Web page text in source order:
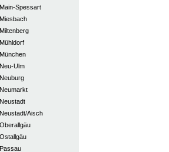
Spessart
Ulm
Aisch